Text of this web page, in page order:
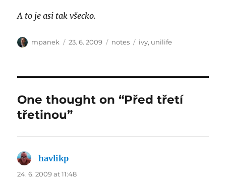
A to je asi tak všecko.
Author
mpanek
Posted
23. 6. 2009 Categories
notes Tags
ivy, unilife
One thought on “Před třetí
třetinou”
havlikp
24. 6. 2009 at 11:48